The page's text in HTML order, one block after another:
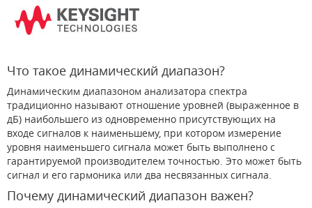
Что такое динамический диапазон?
Динамическим диапазоном анализатора спектра
традиционно называют отношение уровней (выраженное в
дБ) наибольшего из одновременно присутствующих на
входе сигналов к наименьшему, при котором измерение
уровня наименьшего сигнала может быть выполнено с
гарантируемой производителем точностью. Это может быть
сигнал и его гармоника или два несвязанных сигнала.
Почему динамический диапазон важен?